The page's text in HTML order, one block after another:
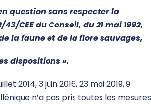
question sans respecter la
CEE du Conseil, du 21 mai 1992,
la faune et de la flore sauvages,
dispositions ».
2014, 3 juin 2016, 23 mai 2019, 9
n’a pas pris toutes les mesures